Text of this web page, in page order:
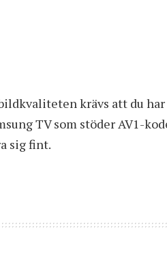
krävs att du
TV som stöder AV1-
sig fint.